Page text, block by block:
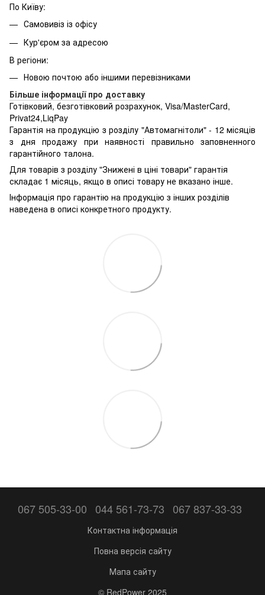
По Київу:
Самовивіз із офісу
Кур'єром за адресою
В регіони:
Новою почтою або іншими перевізниками
Більше інформації про доставку
Готівковий, безготівковий розрахунок, Visa/MasterCard,
Privat24,LiqPay
Гарантія на продукцію з розділу "Автомагнітоли" - 12 місяців
з дня продажу при наявності правильно заповненного
гарантійного талона.
Для товарів з розділу "Знижені в ціні товари" гарантія
складає 1 місяць, якщо в описі товару не вказано інше.
Інформація про гарантію на продукцію з інших розділів
наведена в описі конкретного продукту.
067 505-33-00 044 561-73-73 067 837-33-33
Контактна інформація
Повна версія сайту
Мапа сайту
© RedPower 2025